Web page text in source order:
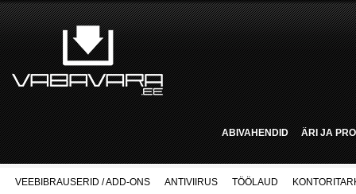
ABIVAHENDID ÄRI JA
VEEBIBRAUSERID / ADD-ONS ANTIVIIRUS TÖÖLAUD